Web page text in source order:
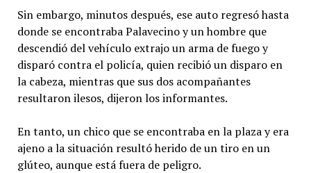
Sin embargo, minutos después, ese auto regresó hasta
donde se encontraba Palavecino y un hombre que
descendió del vehículo extrajo un arma de fuego y
disparó contra el policía, quien recibió un disparo en
la cabeza, mientras que sus dos acompañantes
resultaron ilesos, dijeron los informantes.
En tanto, un chico que se encontraba en la plaza y era
ajeno a la situación resultó herido de un tiro en un
glúteo, aunque está fuera de peligro.